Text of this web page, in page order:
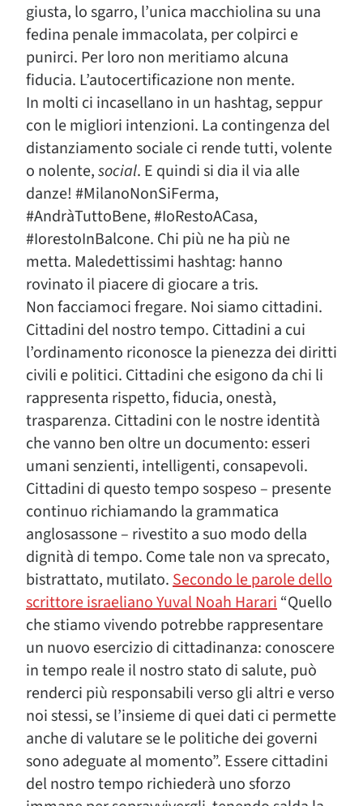
giusta, lo sgarro, l’unica macchiolina su una
fedina penale immacolata, per colpirci e
punirci. Per loro non meritiamo alcuna
fiducia. L’autocertificazione non mente.
In molti ci incasellano in un hashtag, seppur
con le migliori intenzioni. La contingenza del
distanziamento sociale ci rende tutti, volente
o nolente,social. E quindi si dia il via alle
danze! #MilanoNonSiFerma,
#AndràTuttoBene, #IoRestoACasa,
#IorestoInBalcone. Chi più ne ha più ne
metta. Maledettissimi hashtag: hanno
rovinato il piacere di giocare a tris.
Non facciamoci fregare. Noi siamo cittadini.
Cittadini del nostro tempo. Cittadini a cui
l’ordinamento riconosce la pienezza dei diritti
civili e politici. Cittadini che esigono da chi li
rappresenta rispetto, fiducia, onestà,
trasparenza. Cittadini con le nostre identità
che vanno ben oltre un documento: esseri
umani senzienti, intelligenti, consapevoli.
Cittadini di questo tempo sospeso – presente
continuo richiamando la grammatica
anglosassone – rivestito a suo modo della
dignità di tempo. Come tale non va sprecato,
bistrattato, mutilato.Secondo le parole dello
scrittore israeliano Yuval Noah Harari“Quello
che stiamo vivendo potrebbe rappresentare
un nuovo esercizio di cittadinanza: conoscere
in tempo reale il nostro stato di salute, può
renderci più responsabili verso gli altri e verso
noi stessi, se l’insieme di quei dati ci permette
anche di valutare se le politiche dei governi
sono adeguate al momento”. Essere cittadini
del nostro tempo richiederà uno sforzo